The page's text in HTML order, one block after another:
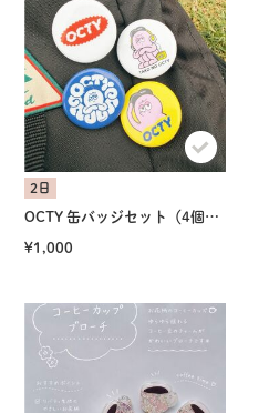
2日
OCTY 缶バッジセット（4個入）
¥1,000